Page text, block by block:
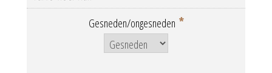
Gesneden/ongesneden *